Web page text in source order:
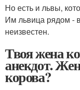
Но есть и львы,
Им львица рядом -
неизвестен.
Твоя жена
анекдот.
корова?